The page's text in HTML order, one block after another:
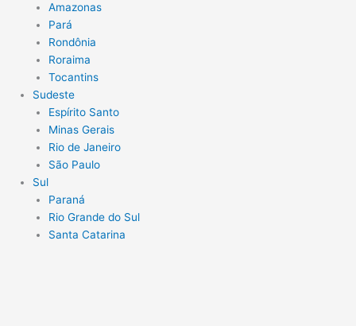
Amazonas
Pará
Rondônia
Roraima
Tocantins
Sudeste
Espírito Santo
Minas Gerais
Rio de Janeiro
São Paulo
Sul
Paraná
Rio Grande do Sul
Santa Catarina